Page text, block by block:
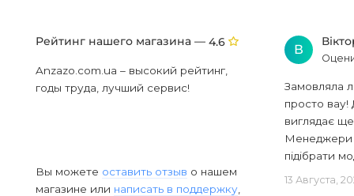
Рейтинг нашего магазина — 4.6
Anzazo.com.ua – высокий рейтинг,
годы труда, лучший сервис!
Вы можете оставить отзыв о нашем
магазине или написать в поддержку
В
Замовляла
просто вау!
виглядає
Менеджери
підібрати
13 Августа,